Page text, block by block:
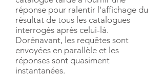
réponse pour ralentir l'affichage du
résultat de tous les catalogues
interrogés après celui-là.
Dorénavant, les requêtes sont
envoyées en parallèle et les
réponses sont quasiment
instantanées.